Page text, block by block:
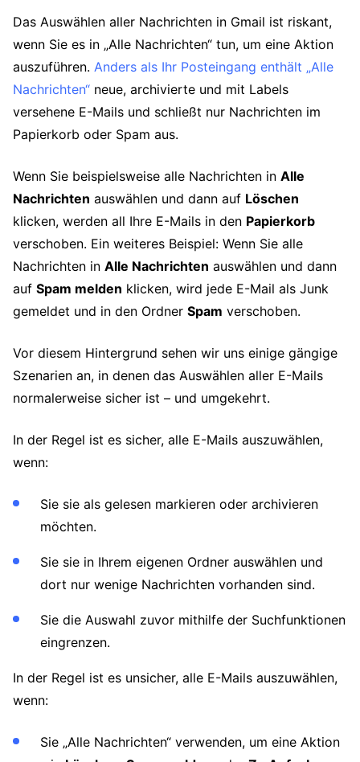
Das Auswählen aller Nachrichten in Gmail ist riskant,
wenn Sie es in „Alle Nachrichten“ tun, um eine Aktion
auszuführen. Anders als Ihr Posteingang enthält „Alle
Nachrichten“ neue, archivierte und mit Labels
versehene E-Mails und schließt nur Nachrichten im
Papierkorb oder Spam aus.
Wenn Sie beispielsweise alle Nachrichten in Alle
Nachrichten auswählen und dann auf Löschen
klicken, werden all Ihre E-Mails in den Papierkorb
verschoben. Ein weiteres Beispiel: Wenn Sie alle
Nachrichten in Alle Nachrichten auswählen und dann
auf Spam melden klicken, wird jede E-Mail als Junk
gemeldet und in den Ordner Spam verschoben.
Vor diesem Hintergrund sehen wir uns einige gängige
Szenarien an, in denen das Auswählen aller E-Mails
normalerweise sicher ist – und umgekehrt.
In der Regel ist es sicher, alle E-Mails auszuwählen,
wenn:
Sie sie als gelesen markieren oder archivieren
möchten.
Sie sie in Ihrem eigenen Ordner auswählen und
dort nur wenige Nachrichten vorhanden sind.
Sie die Auswahl zuvor mithilfe der Suchfunktionen
eingrenzen.
In der Regel ist es unsicher, alle E-Mails auszuwählen,
wenn:
Sie „Alle Nachrichten“ verwenden, um eine Aktion